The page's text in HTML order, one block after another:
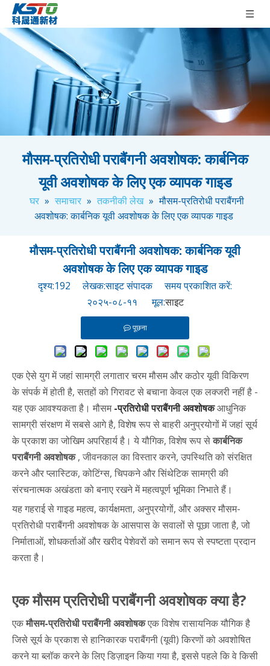
मौसम-प्रतिरोधी पराबैंगनी अवशोषक: कार्बनिक
यूवी अवशोषक के लिए एक व्यापक गाइड
घर » समाचार » तकनीकी लेख » मौसम-प्रतिरोधी पराबैंगनी
अवशोषक: कार्बनिक यूवी अवशोषक के लिए एक व्यापक गाइड
मौसम-प्रतिरोधी पराबैंगनी अवशोषक: कार्बनिक यूवी
अवशोषक के लिए एक व्यापक गाइड
दृश्य:192 लेखक:साइट संपादक समय प्रकाशित करें:
२०२५-०८-११ मूल:साइट
पूछना
एक ऐसे युग में जहां सामग्री लगातार चरम मौसम और कठोर यूवी विकिरण
के संपर्क में होती है, सतहों को गिरावट से बचाना केवल एक लक्जरी नहीं है -
यह एक आवश्यकता है। मौसम-प्रतिरोधी पराबैंगनी अवशोषकआधुनिक
सामग्री संरक्षण में सबसे आगे है, विशेष रूप से बाहरी अनुप्रयोगों में जहां सूर्य
के प्रकाश का जोखिम अपरिहार्य है। ये यौगिक, विशेष रूप सेकार्बनिक
पराबैंगनी अवशोषक, जीवनकाल का विस्तार करने, उपस्थिति को संरक्षित
करने और प्लास्टिक, कोटिंग्स, चिपकने और सिंथेटिक सामग्री की
संरचनात्मक अखंडता को बनाए रखने में महत्वपूर्ण भूमिका निभाते हैं।
यह गहराई से गाइड महत्व, कार्यक्षमता, अनुप्रयोगों, और अक्सर मौसम-
प्रतिरोधी पराबैंगनी अवशोषक के आसपास के सवालों से पूछा जाता है, जो
निर्माताओं, शोधकर्ताओं और खरीद पेशेवरों को समान रूप से स्पष्टता प्रदान
करता है।
एक मौसम प्रतिरोधी पराबैंगनी अवशोषक क्या है?
एकमौसम-प्रतिरोधी पराबैंगनी अवशोषकएक विशेष रासायनिक यौगिक है
जिसे सूर्य के प्रकाश से हानिकारक पराबैंगनी (यूवी) किरणों को अवशोषित
करने या ब्लॉक करने के लिए डिज़ाइन किया गया है, इससे पहले कि वे किसी